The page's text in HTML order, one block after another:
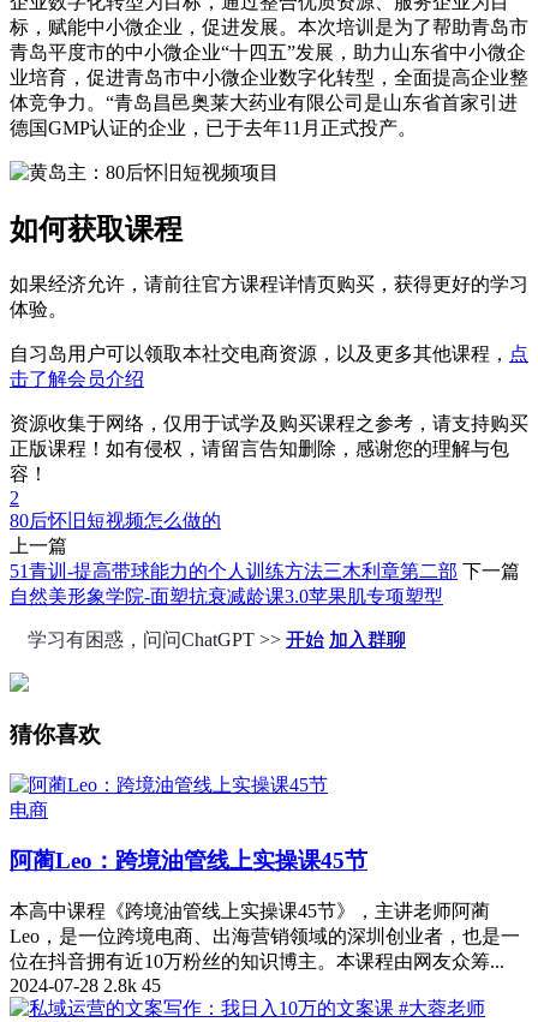
标，赋能中小微企业，促进发展。本次培训是为了帮助青岛市
青岛平度市的中小微企业“十四五”发展，助力山东省中小微企
业培育，促进青岛市中小微企业数字化转型，全面提高企业整
体竞争力。“青岛昌邑奥莱大药业有限公司是山东省首家引进
德国GMP认证的企业，已于去年11月正式投产。
如何获取课程
如果经济允许，请前往官方课程详情页购买，获得更好的学习
体验。
自习岛用户可以领取本社交电商资源，以及更多其他课程， 点
击了解会员介绍
资源收集于网络，仅用于试学及购买课程之参考，请支持购买
正版课程！如有侵权，请留言告知删除，感谢您的理解与包
容！
2
80后怀旧短视频怎么做的
上一篇
51青训-提高带球能力的个人训练方法三木利章第二部 下一篇
自然美形象学院-面塑抗衰减龄课3.0苹果肌专项塑型
学习有困惑，问问ChatGPT >> 开始 加入群聊
猜你喜欢
电商
阿蔺Leo：跨境油管线上实操课45节
本高中课程《跨境油管线上实操课45节》，主讲老师阿蔺
Leo，是一位跨境电商、出海营销领域的深圳创业者，也是一
位在抖音拥有近10万粉丝的知识博主。本课程由网友众筹...
2024-07-28 2.8k 45